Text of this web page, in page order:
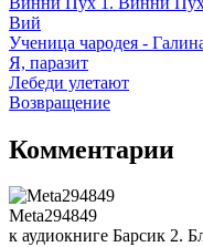
Вий
Ученица чародея -
Я, паразит
Лебеди улетают
Возвращение
Комментарии
Meta294849
к аудиокниге Барсик 2.